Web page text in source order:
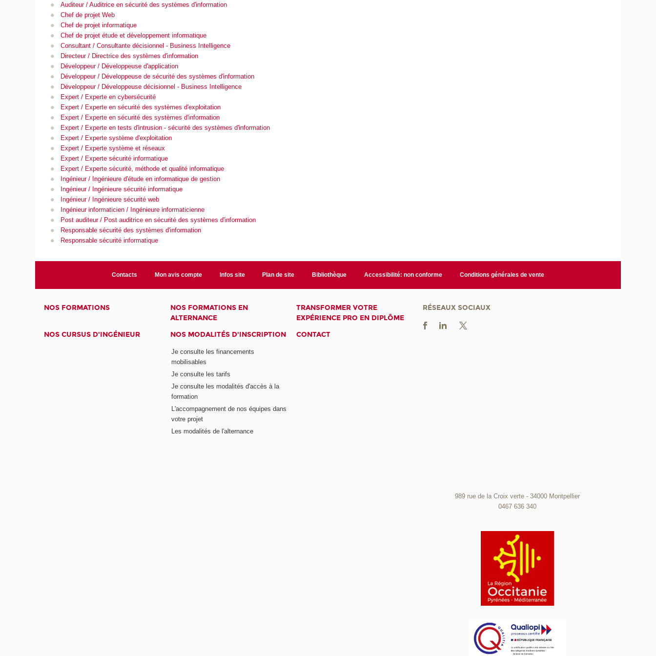
Auditeur / Auditrice en sécurité des systèmes d'information
Chef de projet Web
Chef de projet informatique
Chef de projet étude et développement informatique
Consultant / Consultante décisionnel - Business Intelligence
Directeur / Directrice des systèmes d'information
Développeur / Développeuse d'application
Développeur / Développeuse de sécurité des systèmes d'information
Développeur / Développeuse décisionnel - Business Intelligence
Expert / Experte en cybersécurité
Expert / Experte en sécurité des systèmes d'exploitation
Expert / Experte en sécurité des systèmes d'information
Expert / Experte en tests d'intrusion - sécurité des systèmes d'information
Expert / Experte système d'exploitation
Expert / Experte système et réseaux
Expert / Experte sécurité informatique
Expert / Experte sécurité, méthode et qualité informatique
Ingénieur / Ingénieure d'étude en informatique de gestion
Ingénieur / Ingénieure sécurité informatique
Ingénieur / Ingénieure sécurité web
Ingénieur informaticien / Ingénieure informaticienne
Post auditeur / Post auditrice en sécurité des systèmes d'information
Responsable sécurité des systèmes d'information
Responsable sécurité informatique
Contacts Mon avis compte Infos site Plan de site Bibliothèque Accessibilité: non conforme Conditions générales de vente
NOS FORMATIONS
NOS FORMATIONS EN
ALTERNANCE
TRANSFORMER VOTRE
EXPÉRIENCE PRO EN DIPLÔME
NOS CURSUS D'INGÉNIEUR
NOS MODALITÉS D'INSCRIPTION
Je consulte les financements
mobilisables
Je consulte les tarifs
Je consulte les modalités d'accès à la
formation
L'accompagnement de nos équipes dans
votre projet
Les modalités de l'alternance
CONTACT
RÉSEAUX SOCIAUX
989 rue de la Croix verte - 34000 Montpellier
0467 636 340